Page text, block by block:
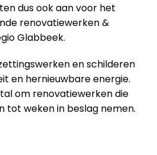
dus ook aan voor het
renovatiewerken &
Glabbeek.
en schilderen
en hernieuwbare energie.
om renovatiewerken die
tot weken in beslag nemen.